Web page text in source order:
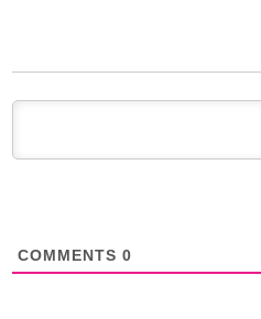
0